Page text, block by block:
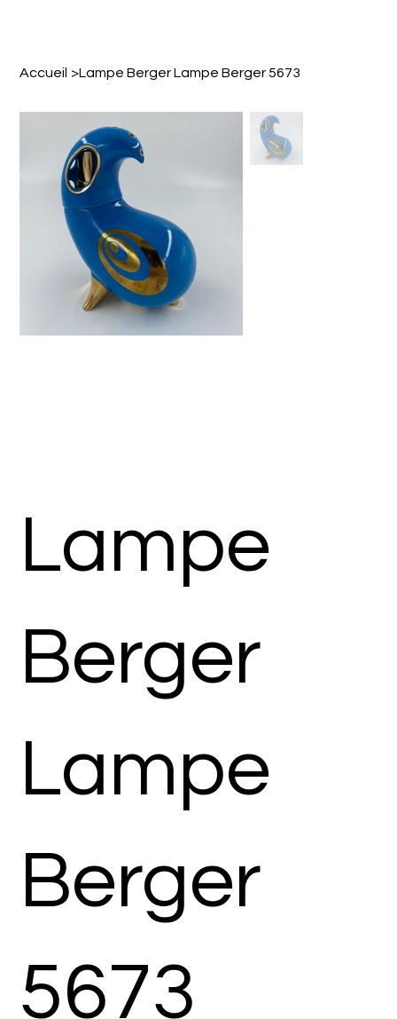
Accueil >Lampe Berger Lampe Berger 5673
Lampe
Berger
Lampe
Berger
5673